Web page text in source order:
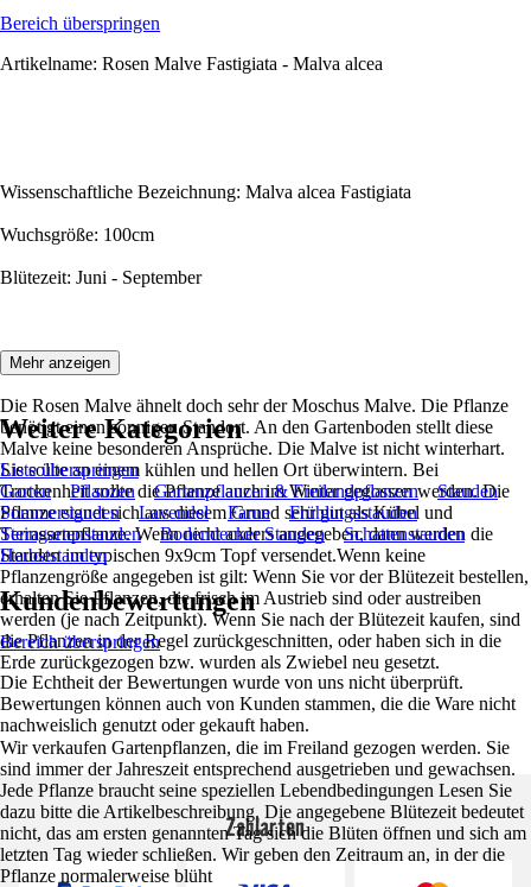
Bereich überspringen
Artikelname: Rosen Malve Fastigiata - Malva alcea
Wissenschaftliche Bezeichnung: Malva alcea Fastigiata
Wuchsgröße: 100cm
Blütezeit: Juni - September
Beschreibung:
Die Rosen Malve ähnelt doch sehr der Moschus Malve. Die Pflanze
benötigt einen sonnigen Standort. An den Gartenboden stellt diese
Malve keine besonderen Ansprüche. Die Malve ist nicht winterhart.
Sie sollte an einem kühlen und hellen Ort überwintern. Bei
Trockenheit sollte die Pflanze auch im Winter gegossen werden. Die
Pflanze eignet sich aus diesem Grund sehr gut als Kübel und
Terrassenpflanze. Wenn nicht anders angegeben, dann werden die
Stauden im typischen 9x9cm Topf versendet.Wenn keine
Pflanzengröße angegeben ist gilt: Wenn Sie vor der Blütezeit bestellen,
erhalten Sie Pflanzen, die frisch im Austrieb sind oder austreiben
werden (je nach Zeitpunkt). Wenn Sie nach der Blütezeit kaufen, sind
die Pflanzen in der Regel zurückgeschnitten, oder haben sich in die
Erde zurückgezogen bzw. wurden als Zwiebel neu gesetzt.
Wir verkaufen Gartenpflanzen, die im Freiland gezogen werden. Sie
sind immer der Jahreszeit entsprechend ausgetrieben und gewachsen.
Jede Pflanze braucht seine speziellen Lebendbedingungen Lesen Sie
dazu bitte die Artikelbeschreibung. Die angegebene Blütezeit bedeutet
nicht, das am ersten genannten Tag sich die Blüten öffnen und sich am
letzten Tag wieder schließen. Wir geben den Zeitraum an, in der die
Pflanze normalerweise blüht
Mehr anzeigen
Weitere Kategorien
Liste überspringen
Garten
Pflanzen Gartenpflanzen & Freilandpflanzen
Stauden
Sommerstauden
Lavendel Farne
Frühlingsstauden
Steingartenstauden
Bodendecker Stauden
Schattenstauden
Herbststauden
Kundenbewertungen
Bereich überspringen
Die Echtheit der Bewertungen wurde von uns nicht überprüft.
Bewertungen können auch von Kunden stammen, die die Ware nicht
nachweislich genutzt oder gekauft haben.
Zahlarten